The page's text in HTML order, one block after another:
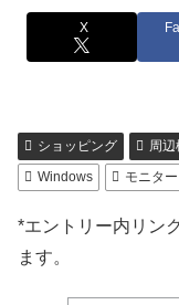
X
ショッピング 周辺
Windows
モニター
*エントリー内リン
ます。